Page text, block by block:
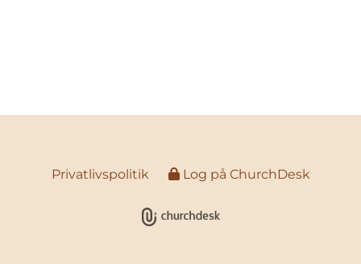
Privatlivspolitik Log på ChurchDesk